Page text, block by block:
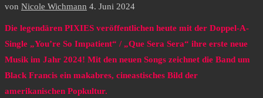
von Nicole Wichmann 4. Juni 2024
Die legendären PIXIES veröffentlichen heute mit der Doppel-A-
Single „You’re So Impatient“ / „Que Sera Sera“ ihre erste neue
Musik im Jahr 2024! Mit den neuen Songs zeichnet die Band um
Black Francis ein makabres, cineastisches Bild der
amerikanischen Popkultur.